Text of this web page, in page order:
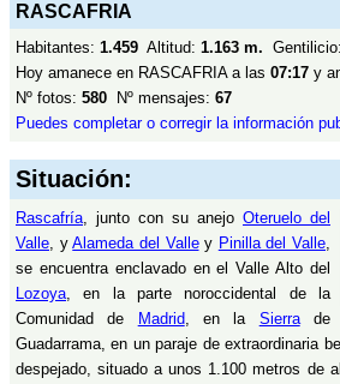
RASCAFRIA
Habitantes: 1.459 Altitud: 1.163 m. Gentilicio:
Hoy amanece en RASCAFRIA a las 07:17 y
Nº fotos: 580 Nº mensajes: 67
Puedes completar o corregir la información
Situación:
Rascafría, junto con su anejo Oteruelo del
Valle, yAlameda del Valley Pinilla del Valle,
se encuentra enclavado en el Valle Alto del
Lozoya, en la parte noroccidental de la
Comunidad de
Madrid, en la Sierrade
Guadarrama, en un paraje de extraordinaria
despejado, situado a unos 1.100 metros de